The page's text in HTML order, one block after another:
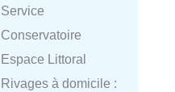
Service
Conservatoire
Espace Littoral
Rivages à domicile :